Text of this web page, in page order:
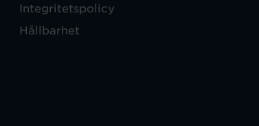
Integritetspolicy
Hållbarhet